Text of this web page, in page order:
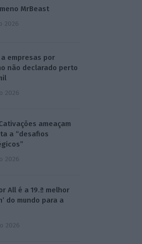
MrBeast
2026
empresas por
não declarado perto
2026
ameaçam
a “desafios
2026
All é a 19.ª melhor
do mundo para a
2026